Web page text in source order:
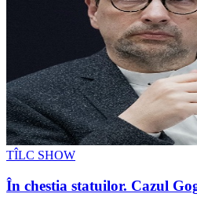
TÎLC SHOW
În chestia statuilor. Cazul